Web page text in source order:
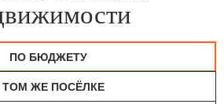
ПО БЮДЖЕТУ
ТОМ ЖЕ ПОСЁЛКЕ